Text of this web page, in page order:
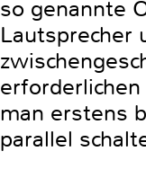
so genannte
Lautsprecher
man erstens
parallel